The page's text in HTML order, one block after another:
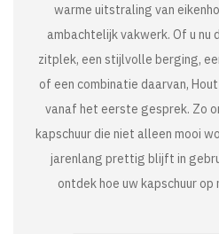
warme uitstraling van
ambachtelijk vakwerk. Of u nu
zitplek, een stijlvolle berging,
of een combinatie daarvan,
vanaf het eerste gesprek. Zo
kapschuur die niet alleen mooi
jarenlang prettig blijft in
ontdek hoe uw kapschuur